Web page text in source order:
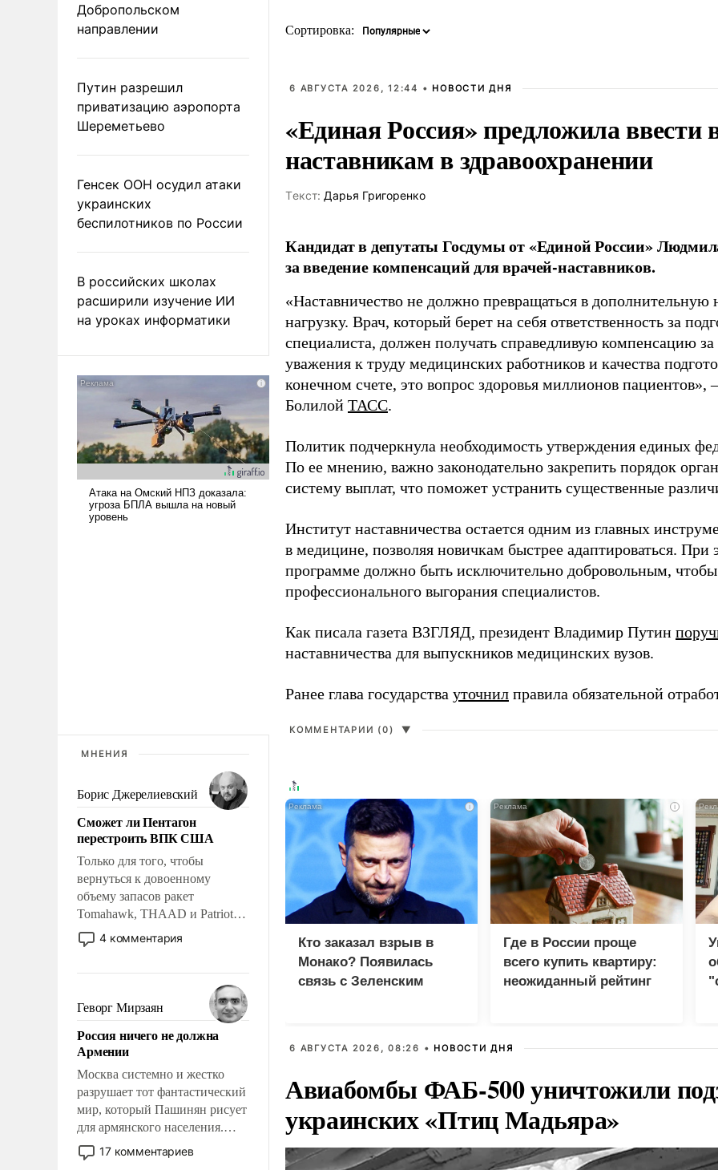
Добропольском
направлении
Путин разрешил
приватизацию аэропорта
Шереметьево
Генсек ООН осудил атаки
украинских
беспилотников по России
В российских школах
расширили изучение ИИ
на уроках информатики
МНЕНИЯ
Борис Джерелиевский
Сможет ли Пентагон
перестроить ВПК США
Только для того, чтобы
вернуться к довоенному
объему запасов ракет
Tomahawk, THAAD и Patriot
США потребуется более трех
лет. Даже небольшая война с
Сложившаяся ситуация
означает многолетний период
уязвимости США, например,
перед Китаем.
4 комментария
Геворг Мирзаян
Россия ничего не должна
Армении
Москва системно и жестко
разрушает тот фантастический
мир, который Пашинян рисует
для армянского населения.
Мир, где политические
прожекты будут безусловно
17 комментариев
Сортировка:
6 АВГУСТА 2026, 12:44 • НОВОСТИ ДНЯ
«Единая Россия» предложила
наставникам в здравоохранении
Tекст: Дарья Григоренко
Кандидат в депутаты Госдумы от «Единой России»
за введение компенсаций для врачей-наставников.
«Наставничество не должно превращаться в дополнительную
нагрузку. Врач, который берет на себя ответственность за
специалиста, должен получать справедливую компенсацию за
уважения к труду медицинских работников и качества
конечном счете, это вопрос здоровья миллионов пациентов»,
Болилой ТАСС.
Политик подчеркнула необходимость утверждения единых
По ее мнению, важно законодательно закрепить порядок
систему выплат, что поможет устранить существенные
Институт наставничества остается одним из главных
в медицине, позволяя новичкам быстрее адаптироваться. При
программе должно быть исключительно добровольным, чтобы
профессионального выгорания специалистов.
Как писала газета ВЗГЛЯД, президент Владимир Путин
наставничества для выпускников медицинских вузов.
Ранее глава государства уточнил правила обязательной
КОММЕНТАРИИ (0) ▼
i
Кто заказал взрыв в
Монако? Появилась
связь с Зеленским
i
Где в России проще
всего купить квартиру:
неожиданный рейтинг
6 АВГУСТА 2026, 08:26 • НОВОСТИ ДНЯ
Авиабомбы ФАБ-500 уничтожили
украинских «Птиц Мадьяра»